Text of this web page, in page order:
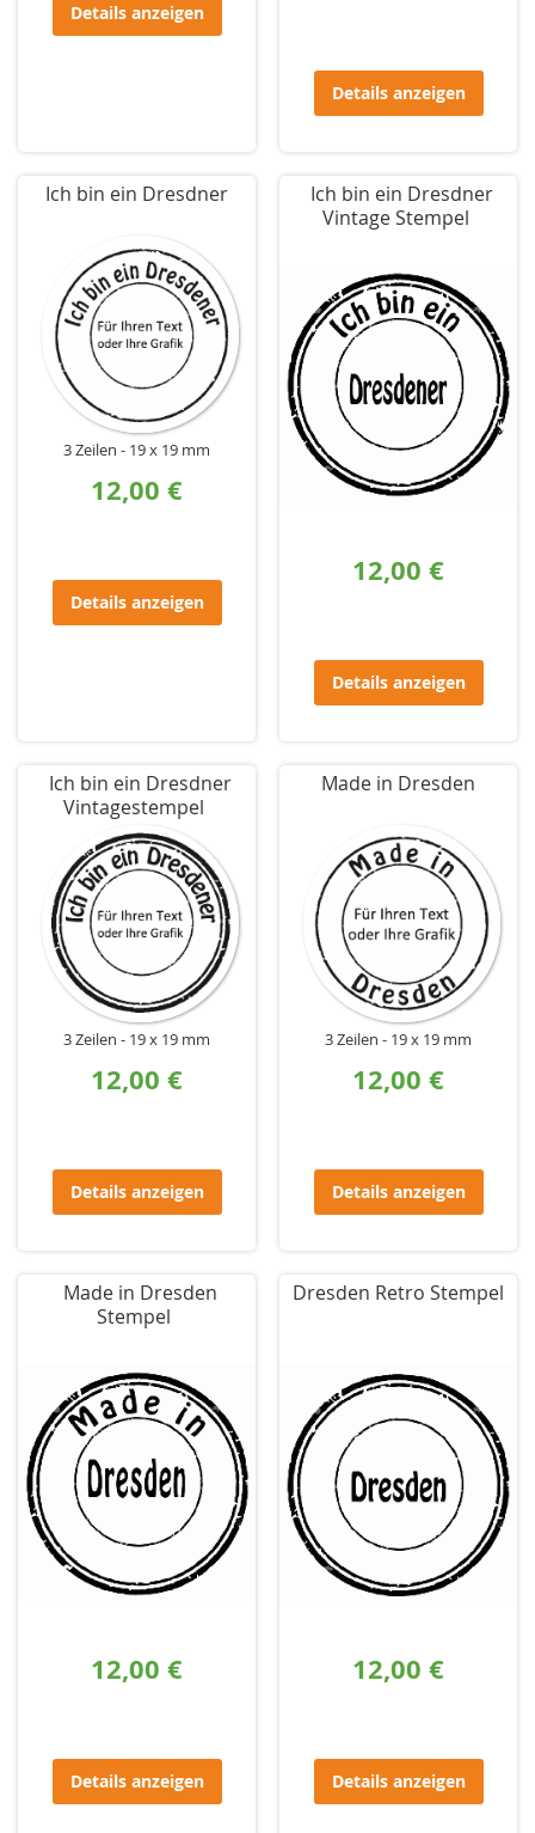
Details anzeigen
Details anzeigen
Ich bin ein Dresdner
3 Zeilen 19 x 19 mm
12,00 €
Details anzeigen
Ich bin ein Dresdner
Vintage Stempel
12,00 €
Details anzeigen
Ich bin ein Dresdner
Vintagestempel
3 Zeilen 19 x 19 mm
12,00 €
Details anzeigen
Made in Dresden
3 Zeilen 19 x 19 mm
12,00 €
Details anzeigen
Made in Dresden
Stempel
12,00 €
Details anzeigen
Dresden Retro Stempel
12,00 €
Details anzeigen